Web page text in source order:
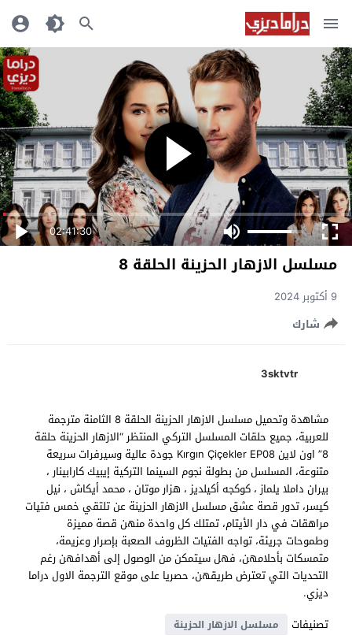
02:41:30
مسلسل الازهار الحزينة الحلقة 8
9 أكتوبر 2024
شارك
3sktvtr
مشاهدة وتحميل مسلسل الازهار الحزينة الحلقة 8 الثامنة مترجمة
للعربية، جميع حلقات المسلسل التركي المنتظر “الازهار الحزينة حلقة
8” اون لاين Kırgın Çiçekler EP08 جودة عالية وسيرفرات سريعة
متنوعة، المسلسل من بطولة نجوم السينما التركية إيبيك كارابينار ،
بيران داملا يلماز ، كوكجه أكيلديز ، هزار موتان ، محمد أيكاش ، نيل
كيسر، تدور قصة عشق مسلسل الازهار الحزينة عن تلتقي خمس فتيات
مراهقات في دار الأيتام، تمتلك كل واحدة منهن قصة مميزة
وطموحات جريئة، تواجه الفتيات الظروف الصعبة بإصرار وعزيمة،
متمسكات بأحلامهن، فهل سيتمكن من الوصول إلى أهدافهن رغم
التحديات التي تعترض طريقهن، حصريا على موقع الترجمة الاول دراما
ديزي.
تصنيفات
مسلسل الازهار الحزينة